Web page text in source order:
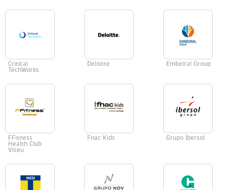
Critical
TechWorks
Deloitte Embeiral Group
FFitness
Health Club
Viseu
Fnac Kids Grupo Ibersol